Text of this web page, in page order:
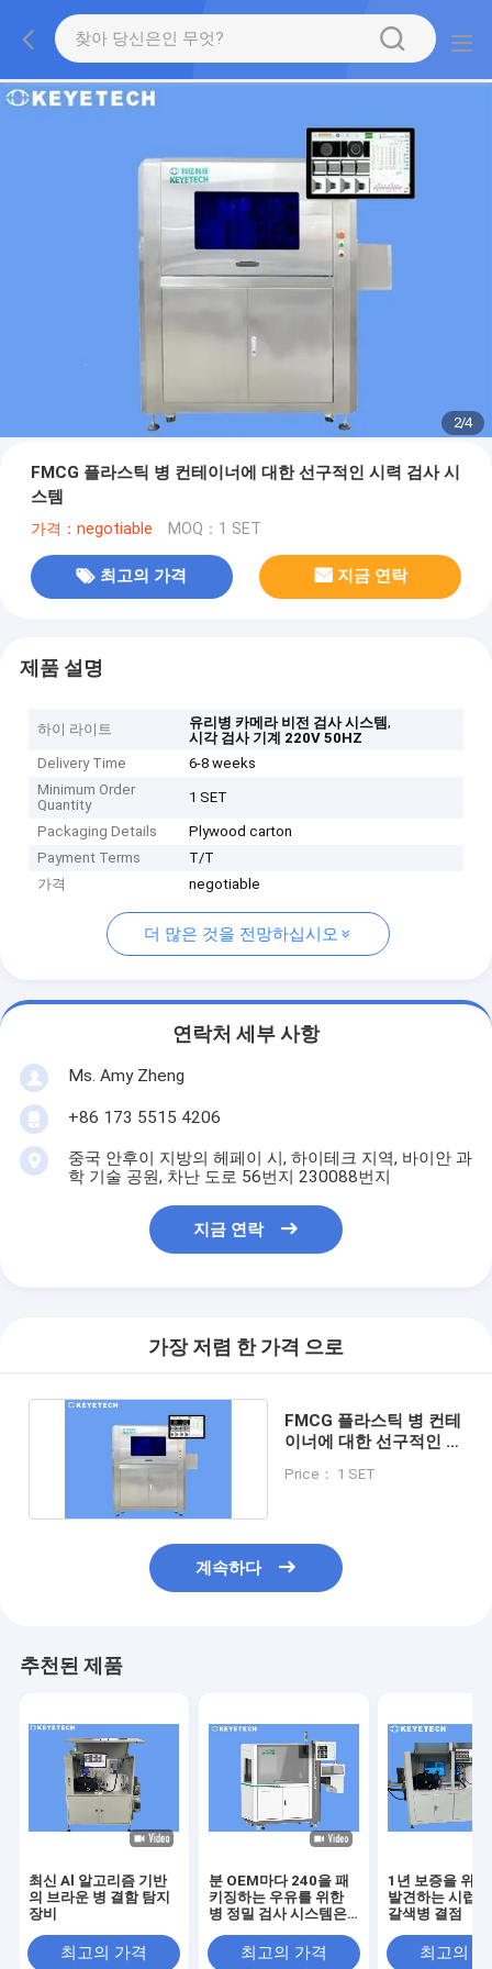
2/4
FMCG 플라스틱 병 컨테이너에 대한 선구적인 시력 검사 시
스템
가격：negotiable MOQ：1 SET
최고의 가격 지금 연락
제품 설명
하이 라이트 유리병 카메라 비전 검사 시스템,
시각 검사 기계 220V 50HZ
Delivery Time
6-8 weeks
Minimum Order
Quantity
1 SET
Packaging Details
Plywood carton
Payment Terms
T/T
가격
negotiable
더 많은 것을 전망하십시오
연락처 세부 사항
Ms. Amy Zheng
+86 173 5515 4206
중국 안후이 지방의 헤페이 시, 하이테크 지역, 바이안 과
학 기술 공원, 차난 도로 56번지 230088번지
지금 연락
가장 저렴 한 가격 으로
FMCG 플라스틱 병 컨테
이너에 대한 선구적인 시
Price： 1 SET
계속하다
추천된 제품
최신 Al 알고리즘 기반
의 브라운 병 결함 탐지
장비
최고의 가격
분 OEM마다 240을 패
키징하는 우유를 위한
병 정밀 검사 시스템은
최고의 가격
1년 보증을 위
발견하는 시럽
갈색병 결점
최고의